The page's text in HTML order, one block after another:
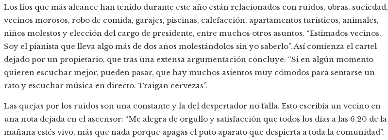
Los líos que más alcance han tenido durante este año están relacionados con ruidos, obras, suciedad,
vecinos morosos, robo de comida, garajes, piscinas, calefacción, apartamentos turísticos, animales,
niños molestos y elección del cargo de presidente, entre muchos otros asuntos. “Estimados vecinos.
Soy el pianista que lleva algo más de dos años molestándolos sin yo saberlo”. Así comienza el cartel
dejado por un propietario, que tras una extensa argumentación concluye: “Si en algún momento
quieren escuchar mejor, pueden pasar, que hay muchos asientos muy cómodos para sentarse un
rato y escuchar música en directo. Traigan cervezas”.
Las quejas por los ruidos son una constante y la del despertador no falla. Esto escribía un vecino en
una nota dejada en el ascensor: “Me alegra de orgullo y satisfacción que todos los días a las 6.20 de la
mañana estés vivo, más que nada porque apagas el puto aparato que despierta a toda la comunidad”.